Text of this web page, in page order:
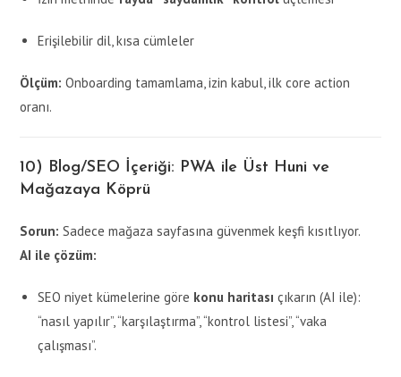
Erişilebilir dil, kısa cümleler
Ölçüm: Onboarding tamamlama, izin kabul, ilk core action
oranı.
10) Blog/SEO İçeriği: PWA ile Üst Huni ve
Mağazaya Köprü
Sorun: Sadece mağaza sayfasına güvenmek keşfi kısıtlıyor.
AI ile çözüm:
SEO niyet kümelerine göre konu haritası çıkarın (AI ile):
“nasıl yapılır”, “karşılaştırma”, “kontrol listesi”, “vaka
çalışması”.